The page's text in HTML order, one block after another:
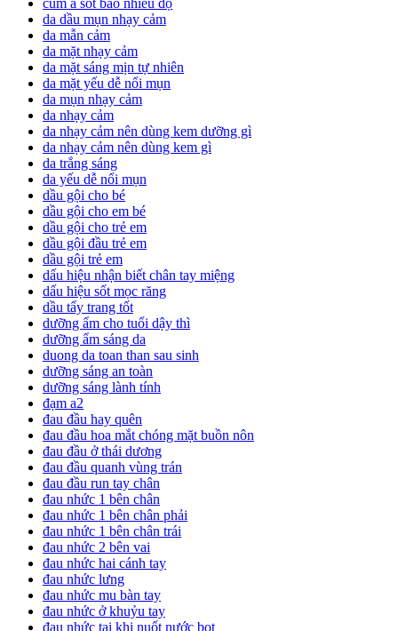
da dầu mụn nhạy cảm
da mẫn cảm
da mặt nhạy cảm
da mặt sáng mịn tự nhiên
da mặt yếu dễ nổi mụn
da mụn nhạy cảm
da nhạy cảm
da nhạy cảm nên dùng kem dưỡng gì
da nhạy cảm nên dùng kem gì
da trắng sáng
da yếu dễ nổi mụn
dầu gội cho bé
dầu gội cho em bé
dầu gội cho trẻ em
dầu gội đầu trẻ em
dầu gội trẻ em
dấu hiệu nhận biết chân tay miệng
dấu hiệu sốt mọc răng
dầu tẩy trang tốt
dưỡng ẩm cho tuổi dậy thì
dưỡng ẩm sáng da
duong da toan than sau sinh
dưỡng sáng an toàn
dưỡng sáng lành tính
đạm a2
đau đầu hay quên
đau đầu hoa mắt chóng mặt buồn nôn
đau đầu ở thái dương
đau đầu quanh vùng trán
đau đầu run tay chân
đau nhức 1 bên chân
đau nhức 1 bên chân phải
đau nhức 1 bên chân trái
đau nhức 2 bên vai
đau nhức hai cánh tay
đau nhức lưng
đau nhức mu bàn tay
đau nhức ở khuỷu tay
đau nhức tai khi nuốt nước bọt